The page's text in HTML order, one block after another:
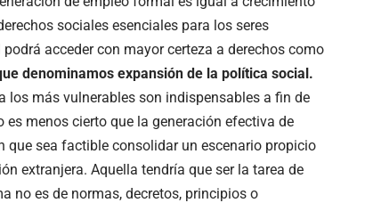
sociales esenciales para los seres
acceder con mayor certeza a derechos como
denominamos expansión de la política social.
los más vulnerables son indispensables a fin de
menos cierto que la generación efectiva de
que sea factible consolidar un escenario propicio
extranjera. Aquella tendría que ser la tarea de
no es de normas, decretos, principios o